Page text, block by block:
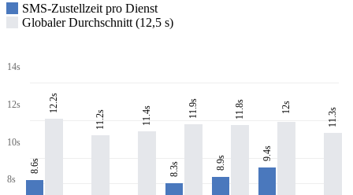
SMS-Zustellzeit pro Dienst
Globaler Durchschnitt (12,5 s)
14s
12s
10s
8s
8.6s
12.2s
11.2s 11.4s
8.3s
11.9s
8.9s
11.8s
9.4s
12s 11.3s